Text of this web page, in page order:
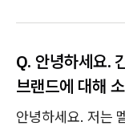
Q. 안녕하세요.
브랜드에 대해
안녕하세요. 저는